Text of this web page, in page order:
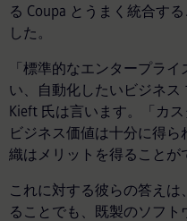
る Coupa とうまく統合す
した。
「標準的なエンタープラ
い、自動化したいビジネス
Kieft 氏は言います。「カ
ビジネス価値は十分に得
織はメリットを得ることが
これに対する彼らの答え
ることでも、既製のソフ